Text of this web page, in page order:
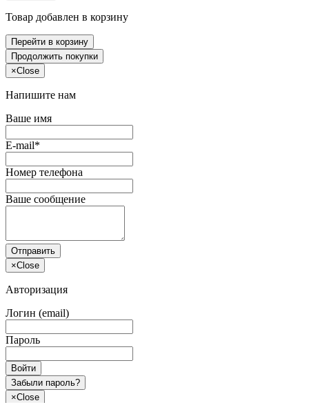
Товар добавлен в корзину
Перейти в корзину
Продолжить покупки
×Close
Напишите нам
Ваше имя
E-mail*
Номер телефона
Ваше сообщение
Отправить
×Close
Авторизация
Логин (email)
Пароль
Войти
Забыли пароль?
×Close